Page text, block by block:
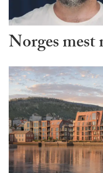
Norges mest